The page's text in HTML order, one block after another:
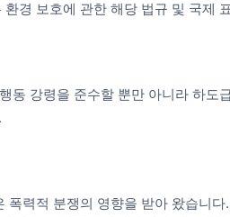
경 보호에 관한 해당 법규 및 국제
강령을 준수할 뿐만 아니라 하도
폭력적 분쟁의 영향을 받아 왔습니